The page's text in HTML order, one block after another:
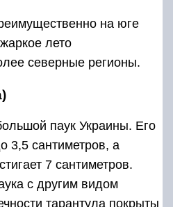
на юге
лето
северные регионы.
паук Украины. Его
3,5 сантиметров, а
7 сантиметров.
с другим видом
тарантула покрыты